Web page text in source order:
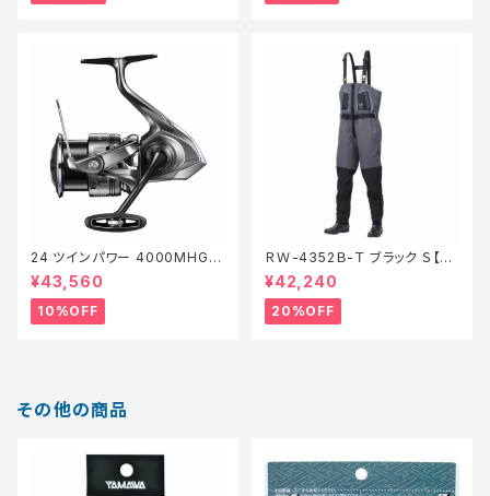
24 ツインパワー 4000MHG
【継続セール_リール】【10】
¥43,560
10%OFF
ＲＷ-4352Ｂ-Ｔ ブラック Ｓ【特
価装備】【20】
¥42,240
20%OFF
その他の商品